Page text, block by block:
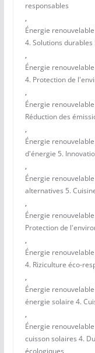
responsables
,
Énergie
4. Solutions
,
Énergie
4. Protection de
,
Énergie
Réduction des
,
Énergie
d'énergie 5.
,
Énergie
alternatives 5.
,
Énergie
Protection de
,
Énergie
4. Riziculture éco-
,
Énergie
énergie solaire 4.
,
Énergie
cuisson solaires 4.
écologiques